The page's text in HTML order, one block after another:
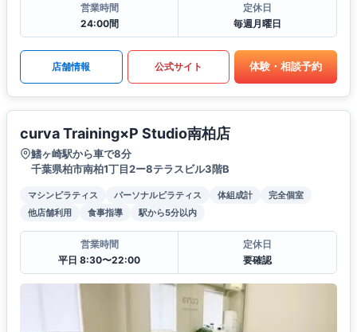
営業時間
24:00間
定休日
毎週月曜日
店舗情報 公式サイト 体験・相談予約
curva Training×P Studio南柏店
鰭ヶ崎駅から車で8分
千葉県柏市南柏1丁目2ー8テラスビル3階B
マシンピラティス パーソナルピラティス 体組成計
完全個室
他店舗利用
食事指導 駅から5分以内
営業時間
平日 8:30〜22:00
定休日
要確認